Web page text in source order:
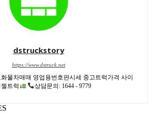
dstruckstory
https://www.dstruck.net
물차매매 영업용번호판시세 중고트럭가격 사이
트럭
상담문의: 1644 - 9779